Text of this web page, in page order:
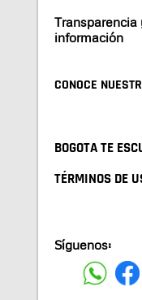
Transparencia
información
CONOCE
BOGOTA TE
TÉRMINOS DE
Síguenos: